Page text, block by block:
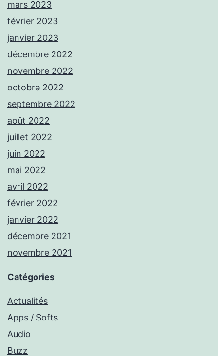
mars 2023
février 2023
janvier 2023
décembre 2022
novembre 2022
octobre 2022
septembre 2022
août 2022
juillet 2022
juin 2022
mai 2022
avril 2022
février 2022
janvier 2022
décembre 2021
novembre 2021
Catégories
Actualités
Apps / Softs
Audio
Buzz